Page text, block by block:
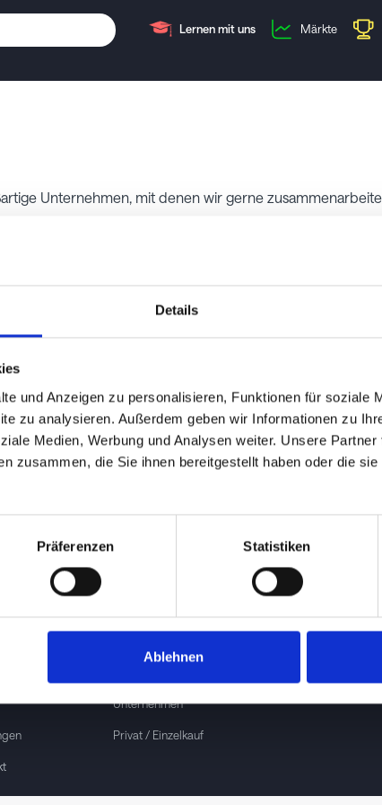
Details
und Anzeigen zu personalisieren, Funktionen für soziale
zu analysieren. Außerdem geben wir Informationen zu
Medien, Werbung und Analysen weiter. Unsere
zusammen, die Sie ihnen bereitgestellt haben oder die
Präferenzen Statistiken
Ablehnen
Lernen mit uns Märkte
Unternehmen, mit denen wir gerne
Die IEX Group betreibt die Investors Exchange (IEX),
Unternehmen gemacht wurde.
Unternehmen
Privat / Einzelkauf